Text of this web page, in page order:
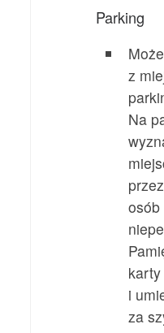
Parking
z
Na
osób
i
za